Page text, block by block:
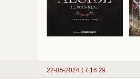
22-05-2024 17:16:29